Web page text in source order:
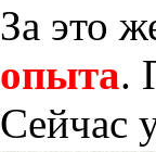
За это
опыта.
Сейчас